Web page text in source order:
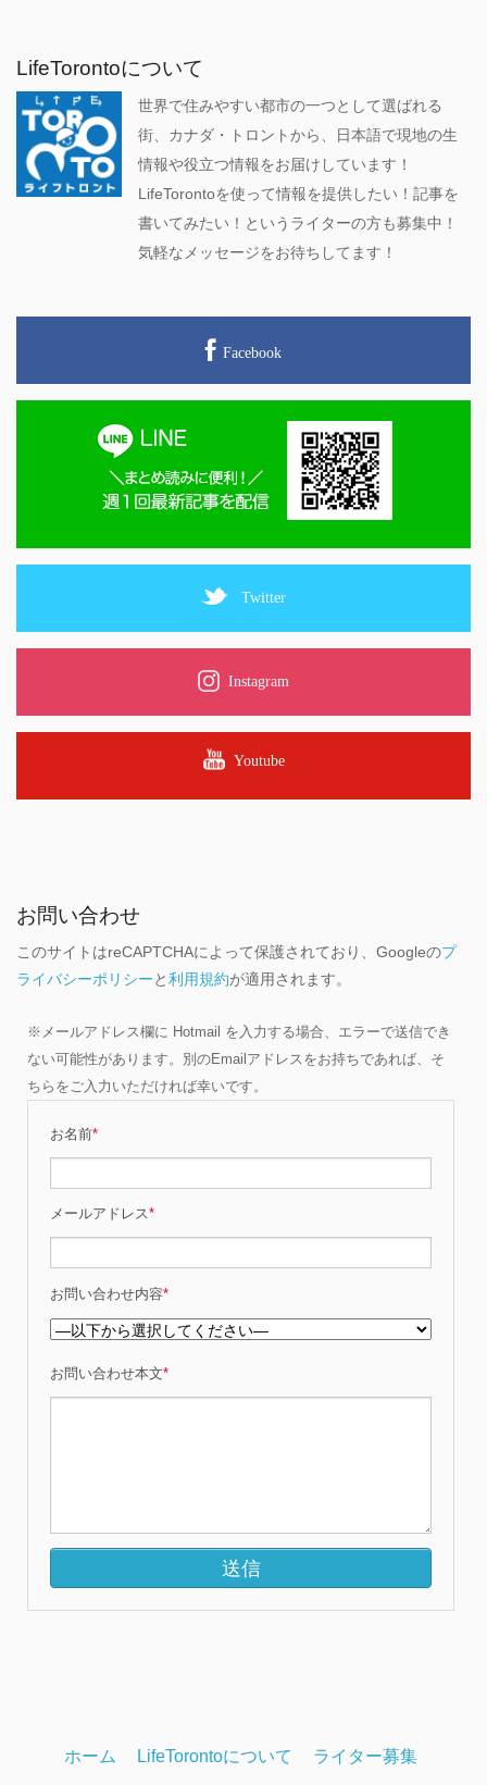
LifeTorontoについて
世界で住みやすい都市の一つとして選ばれる
街、カナダ・トロントから、日本語で現地の生
情報や役立つ情報をお届けしています！
LifeTorontoを使って情報を提供したい！記事を
書いてみたい！というライターの方も募集中！
気軽なメッセージをお待ちしてます！
Facebook
Twitter
Instagram
Youtube
お問い合わせ
このサイトはreCAPTCHAによって保護されており、Googleのプ
ライバシーポリシーと利用規約が適用されます。
※メールアドレス欄に Hotmail を入力する場合、エラーで送信でき
ない可能性があります。別のEmailアドレスをお持ちであれば、そ
ちらをご入力いただければ幸いです。
お名前*
メールアドレス*
お問い合わせ内容*
お問い合わせ本文*
ホーム LifeTorontoについて ライター募集